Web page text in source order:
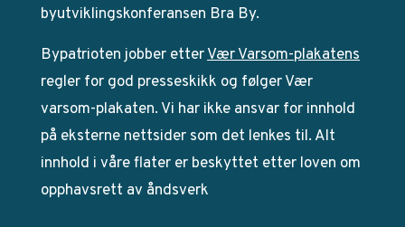
byutviklingskonferansen Bra By.
Bypatrioten jobber etterVær Varsom-plakatens
regler for god presseskikk og følger Vær
varsom-plakaten. Vi har ikke ansvar for innhold
på eksterne nettsider som det lenkes til. Alt
innhold i våre flater er beskyttet etter loven om
opphavsrett av åndsverk